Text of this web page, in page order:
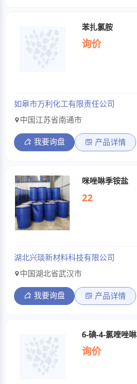
苯扎氯胺
询价
如皋市万利化工有限责任公司
中国江苏省南通市
我要询盘 产品详情
咪唑啉季铵盐
22
湖北兴琰新材料科技有限公司
中国湖北省武汉市
我要询盘 产品详情
6-碘-4-氯喹唑啉
询价